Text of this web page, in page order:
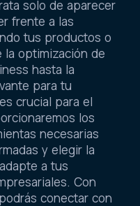
solo de aparecer
frente a las
tus productos o
la optimización de
hasta la
para tu
crucial para el
los
necesarias
y elegir la
a tus
Con
conectar con